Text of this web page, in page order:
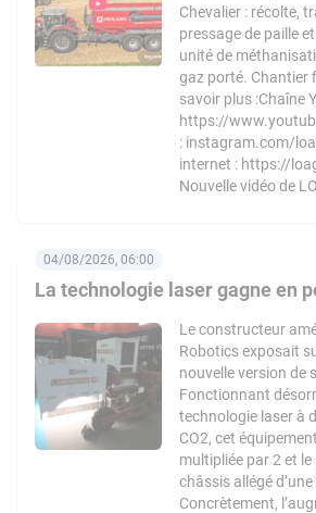
Chevalier : récolte,
pressage de paille
unité de
gaz porté. Chantier
savoir plus :Chaîne
https://
: instagram.com/
internet : https://
Nouvelle vidéo de
La technologie laser gagne en
04/08/2026, 06:00
Le constructeur
Robotics exposait
nouvelle version de
Fonctionnant
technologie laser à
CO2, cet
multipliée par 2 et le
châssis allégé
Concrètement,